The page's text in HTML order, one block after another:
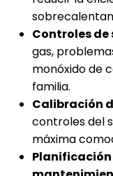
Controles
gas,
monóxido de
familia.
Calibración
controles del
máxima